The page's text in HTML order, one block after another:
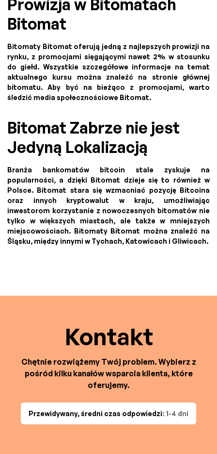
Prowizja w Bitomatach
Bitomat
Bitomaty Bitomat oferują jedną z najlepszych prowizji na
rynku, z promocjami sięgającymi nawet 2% w stosunku
do giełd. Wszystkie szczegółowe informacje na temat
aktualnego kursu można znaleźć na stronie głównej
bitomatu. Aby być na bieżąco z promocjami, warto
śledzić media społecznościowe Bitomat.
Bitomat Zabrze nie jest
Jedyną Lokalizacją
Branża bankomatów bitcoin stale zyskuje na
popularności, a dzięki Bitomat dzieje się to również w
Polsce. Bitomat stara się wzmacniać pozycję Bitcoina
oraz innych kryptowalut w kraju, umożliwiając
inwestorom korzystanie z nowoczesnych bitomatów nie
tylko w większych miastach, ale także w mniejszych
miejscowościach. Bitomaty Bitomat można znaleźć na
Śląsku, między innymi w Tychach, Katowicach i Gliwicach.
Kontakt
Chętnie rozwiążemy Twój problem. Wybierz z
pośród kilku kanałów wsparcia klienta, które
oferujemy.
Przewidywany, średni czas odpowiedzi: 1-4 dni